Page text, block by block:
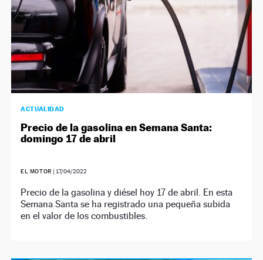
ACTUALIDAD
Precio de la gasolina en Semana Santa:
domingo 17 de abril
EL MOTOR | 17/04/2022
Precio de la gasolina y diésel hoy 17 de abril. En esta
Semana Santa se ha registrado una pequeña subida
en el valor de los combustibles.